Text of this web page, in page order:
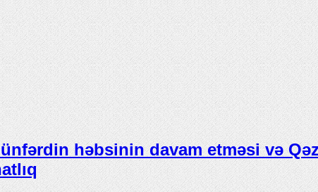
həbsinin davam etməsi və